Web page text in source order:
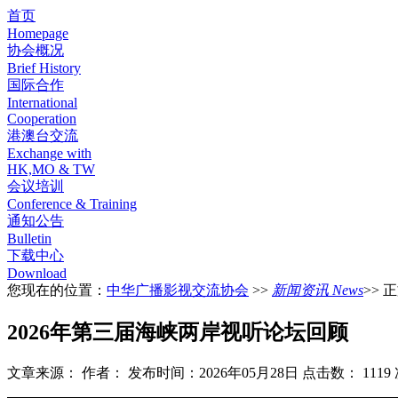
首页
Homepage
协会概况
Brief History
国际合作
International
Cooperation
港澳台交流
Exchange with
HK,MO & TW
会议培训
Conference & Training
通知公告
Bulletin
下载中心
Download
您现在的位置： 中华广播影视交流协会 >> 新闻资讯 News>>
2026年第三届海峡两岸视听论坛回顾
文章来源： 作者： 发布时间：2026年05月28日 点击数： 1119